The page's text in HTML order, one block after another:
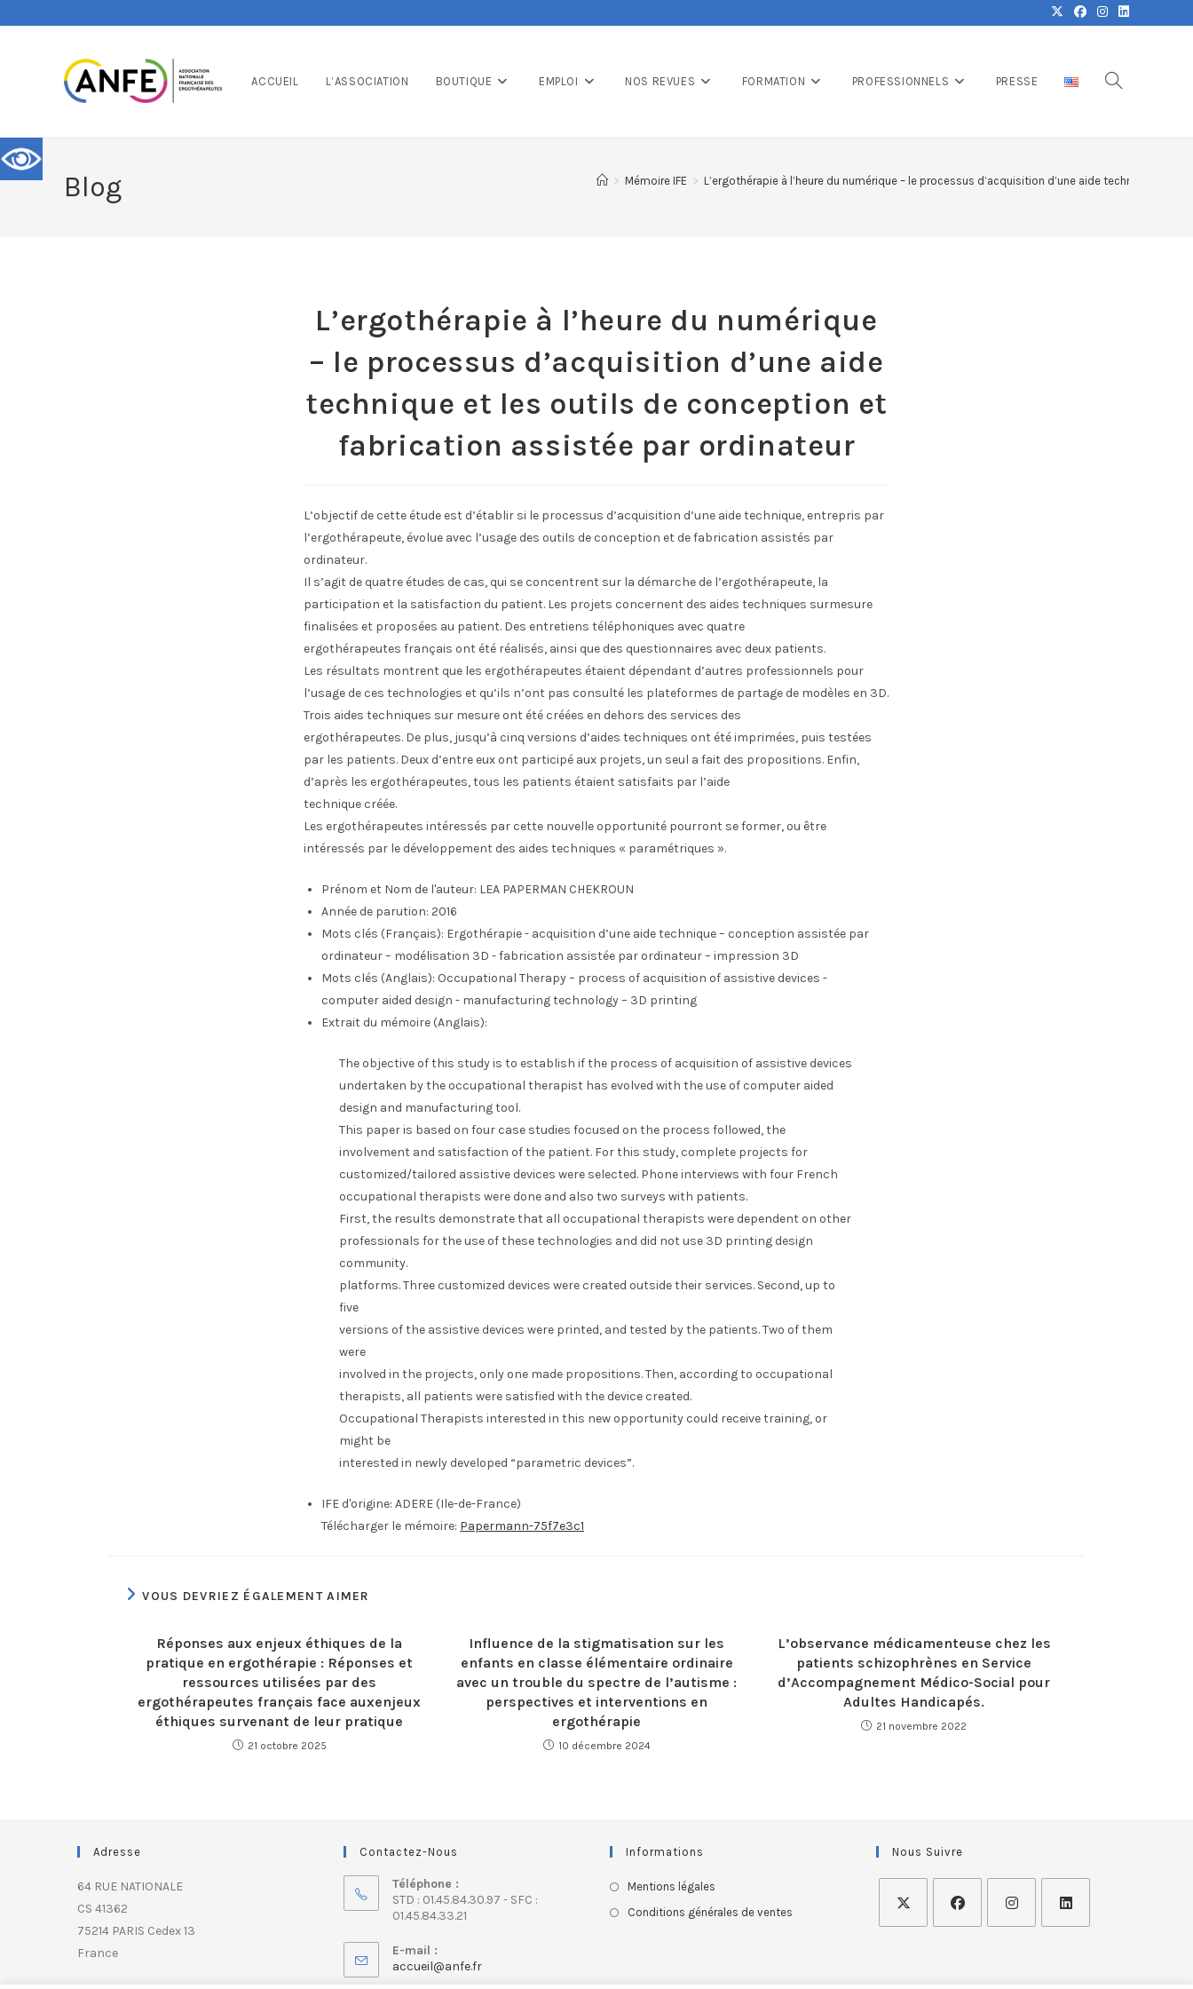
ACCUEIL L’ASSOCIATION BOUTIQUE EMPLOI NOS REVUES FORMATION PROFESSIONNELS PRESSE
Blog > Mémoire IFE > L’ergothérapie à l’heure du numérique – le processus d’acquisition d’une aide technique et
L’ergothérapie à l’heure du numérique
– le processus d’acquisition d’une aide
technique et les outils de conception et
fabrication assistée par ordinateur
L’objectif de cette étude est d’établir si le processus d’acquisition d’une aide technique, entrepris par
l’ergothérapeute, évolue avec l’usage des outils de conception et de fabrication assistés par
ordinateur.
Il s’agit de quatre études de cas, qui se concentrent sur la démarche de l’ergothérapeute, la
participation et la satisfaction du patient. Les projets concernent des aides techniques surmesure
finalisées et proposées au patient. Des entretiens téléphoniques avec quatre
ergothérapeutes français ont été réalisés, ainsi que des questionnaires avec deux patients.
Les résultats montrent que les ergothérapeutes étaient dépendant d’autres professionnels pour
l’usage de ces technologies et qu’ils n’ont pas consulté les plateformes de partage de modèles en 3D.
Trois aides techniques sur mesure ont été créées en dehors des services des
ergothérapeutes. De plus, jusqu’à cinq versions d’aides techniques ont été imprimées, puis testées
par les patients. Deux d’entre eux ont participé aux projets, un seul a fait des propositions. Enfin,
d’après les ergothérapeutes, tous les patients étaient satisfaits par l’aide
technique créée.
Les ergothérapeutes intéressés par cette nouvelle opportunité pourront se former, ou être
intéressés par le développement des aides techniques « paramétriques ».
Prénom et Nom de l'auteur: LEA PAPERMAN CHEKROUN
Année de parution: 2016
Mots clés (Français): Ergothérapie - acquisition d’une aide technique – conception assistée par
ordinateur – modélisation 3D - fabrication assistée par ordinateur – impression 3D
Mots clés (Anglais): Occupational Therapy – process of acquisition of assistive devices -
computer aided design - manufacturing technology – 3D printing
Extrait du mémoire (Anglais):
The objective of this study is to establish if the process of acquisition of assistive devices
undertaken by the occupational therapist has evolved with the use of computer aided
design and manufacturing tool.
This paper is based on four case studies focused on the process followed, the
involvement and satisfaction of the patient. For this study, complete projects for
customized/tailored assistive devices were selected. Phone interviews with four French
occupational therapists were done and also two surveys with patients.
First, the results demonstrate that all occupational therapists were dependent on other
professionals for the use of these technologies and did not use 3D printing design
community.
platforms. Three customized devices were created outside their services. Second, up to
five
versions of the assistive devices were printed, and tested by the patients. Two of them
were
involved in the projects, only one made propositions. Then, according to occupational
therapists, all patients were satisfied with the device created.
Occupational Therapists interested in this new opportunity could receive training, or
might be
interested in newly developed “parametric devices”.
IFE d'origine: ADERE (Ile-de-France)
Télécharger le mémoire: Papermann-75f7e3c1
VOUS DEVRIEZ ÉGALEMENT AIMER
Réponses aux enjeux éthiques de la
pratique en ergothérapie : Réponses et
ressources utilisées par des
ergothérapeutes français face auxenjeux
éthiques survenant de leur pratique
21 octobre 2025
Influence de la stigmatisation sur les
enfants en classe élémentaire ordinaire
avec un trouble du spectre de l’autisme :
perspectives et interventions en
ergothérapie
10 décembre 2024
L’observance médicamenteuse chez les
patients schizophrènes en Service
d’Accompagnement Médico-Social pour
Adultes Handicapés.
21 novembre 2022
Adresse
64 RUE NATIONALE
CS 41362
75214 PARIS Cedex 13
France
Contactez-Nous
Téléphone :
STD : 01.45.84.30.97 - SFC :
01.45.84.33.21
E-mail :
accueil@anfe.fr
Informations
Mentions légales
Conditions générales de ventes
Nous Suivre